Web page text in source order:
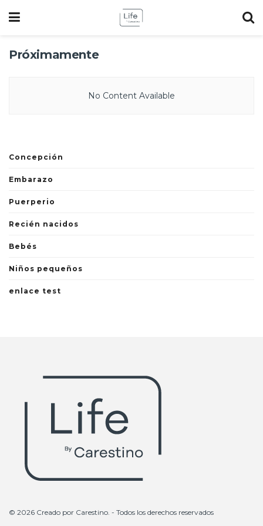
Próximamente
No Content Available
Concepción
Embarazo
Puerperio
Recién nacidos
Bebés
Niños pequeños
enlace test
© 2026 Creado por Carestino. - Todos los derechos reservados